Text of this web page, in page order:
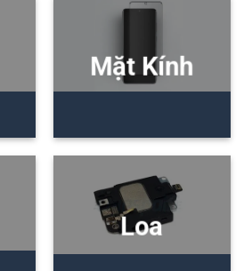
Mặt Kính
Loa